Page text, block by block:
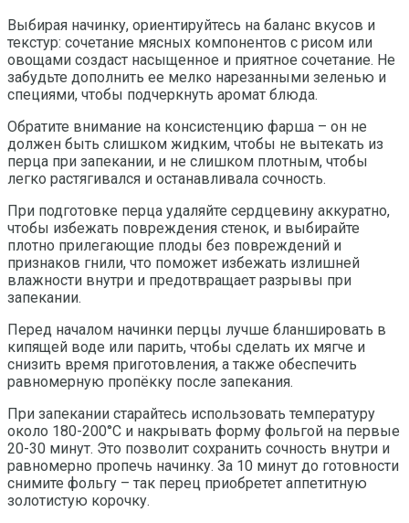
Выбирая начинку, ориентируйтесь на баланс вкусов и
текстур: сочетание мясных компонентов с рисом или
овощами создаст насыщенное и приятное сочетание. Не
забудьте дополнить ее мелко нарезанными зеленью и
специями, чтобы подчеркнуть аромат блюда.
Обратите внимание на консистенцию фарша – он не
должен быть слишком жидким, чтобы не вытекать из
перца при запекании, и не слишком плотным, чтобы
легко растягивался и останавливала сочность.
При подготовке перца удаляйте сердцевину аккуратно,
чтобы избежать повреждения стенок, и выбирайте
плотно прилегающие плоды без повреждений и
признаков гнили, что поможет избежать излишней
влажности внутри и предотвращает разрывы при
запекании.
Перед началом начинки перцы лучше бланшировать в
кипящей воде или парить, чтобы сделать их мягче и
снизить время приготовления, а также обеспечить
равномерную пропёкку после запекания.
При запекании старайтесь использовать температуру
около 180-200°C и накрывать форму фольгой на первые
20-30 минут. Это позволит сохранить сочность внутри и
равномерно пропечь начинку. За 10 минут до готовности
снимите фольгу – так перец приобретет аппетитную
золотистую корочку.